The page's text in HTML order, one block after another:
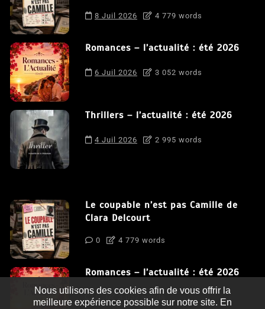
8 Juil 2026 4 779 words
Romances – l’actualité : été 2026
6 Juil 2026 3 052 words
Thrillers – l’actualité : été 2026
4 Juil 2026 2 995 words
Le coupable n’est pas Camille de
Clara Delcourt
0 4 779 words
Romances – l’actualité : été 2026
0 3 052 words
Nous utilisons des cookies afin de vous offrir la
meilleure expérience possible sur notre site. En